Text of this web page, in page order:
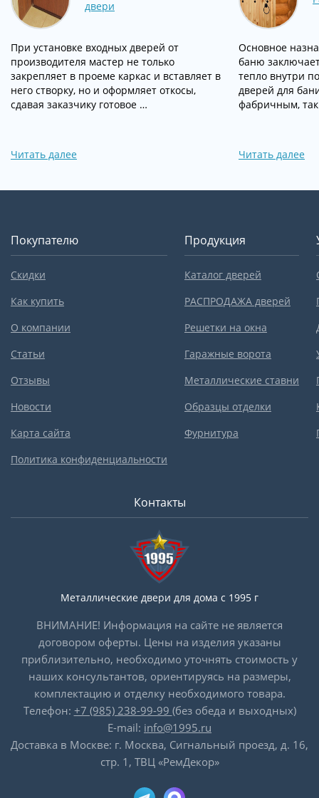
двери
При установке входных дверей от
производителя мастер не только
закрепляет в проеме каркас и вставляет в
него створку, но и оформляет откосы,
сдавая заказчику готовое …
Читать далее
Основное
баню
тепло внутри
дверей для
фабричным,
Читать далее
Покупателю
Скидки
Как купить
О компании
Статьи
Отзывы
Новости
Карта сайта
Политика конфиденциальности
Продукция
Каталог дверей
РАСПРОДАЖА дверей
Решетки на окна
Гаражные ворота
Металлические ставни
Образцы отделки
Фурнитура
Контакты
Металлические двери для дома с 1995 г
ВНИМАНИЕ! Информация на сайте не является
договором оферты. Цены на изделия указаны
приблизительно, необходимо уточнять стоимость у
наших консультантов, ориентируясь на размеры,
комплектацию и отделку необходимого товара.
Телефон: +7 (985) 238-99-99 (без обеда и выходных)
E-mail: info@1995.ru
Доставка в Москве: г. Москва, Сигнальный проезд, д. 16,
стр. 1, ТВЦ «РемДекор»